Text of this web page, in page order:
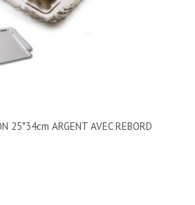
25*34cm ARGENT AVEC REBORD